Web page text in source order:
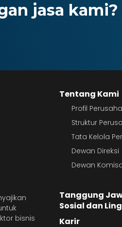
jasa kami?
bisnis
Tentang Kami
Profil
Struktur
Tata Kelola
Dewan Direksi
Dewan
Tanggung
Sosial dan
Karir